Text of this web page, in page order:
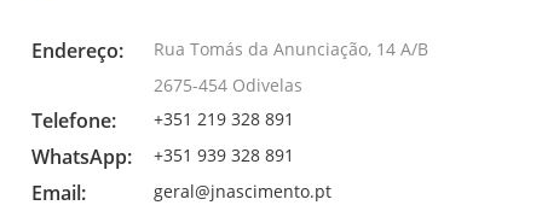
Endereço:
Rua Tomás da Anunciação, 14 A/B
2675-454 Odivelas
Telefone: +351 219 328 891
WhatsApp: +351 939 328 891
Email: geral@jnascimento.pt